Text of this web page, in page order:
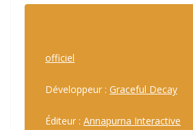
c
a
s
officiel
Développeur : Graceful Decay
Éditeur : Annapurna Interactive